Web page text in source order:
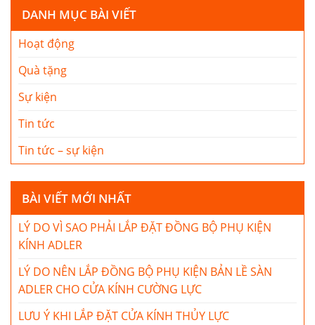
DANH MỤC BÀI VIẾT
Hoạt động
Quà tặng
Sự kiện
Tin tức
Tin tức – sự kiện
BÀI VIẾT MỚI NHẤT
LÝ DO VÌ SAO PHẢI LẮP ĐẶT ĐỒNG BỘ PHỤ KIỆN
KÍNH ADLER
LÝ DO NÊN LẮP ĐỒNG BỘ PHỤ KIỆN BẢN LỀ SÀN
ADLER CHO CỬA KÍNH CƯỜNG LỰC
LƯU Ý KHI LẮP ĐẶT CỬA KÍNH THỦY LỰC